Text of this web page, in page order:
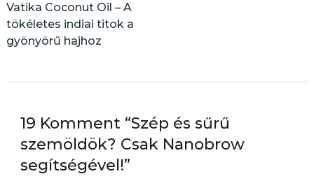
Vatika Coconut Oil – A
tökéletes indiai titok a
gyönyörű hajhoz
19 Komment “Szép és sűrű
szemöldök? Csak Nanobrow
segítségével!”